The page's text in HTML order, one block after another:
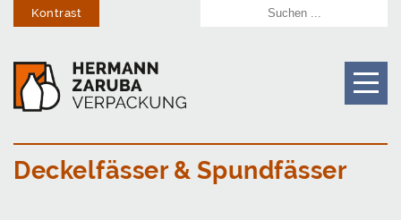
Kontrast
Deckelfässer & Spundfässer